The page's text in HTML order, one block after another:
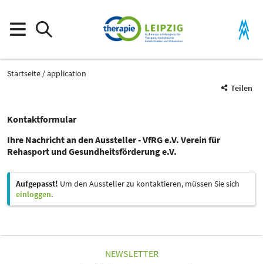
Startseite
application
Teilen
Kontaktformular
Ihre Nachricht an den Aussteller - VfRG e.V. Verein für
Rehasport und Gesundheitsförderung e.V.
Aufgepasst! Um den Aussteller zu kontaktieren, müssen Sie sich
einloggen.
NEWSLETTER